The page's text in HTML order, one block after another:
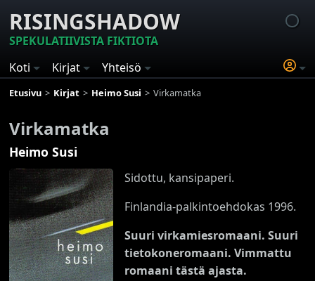
RISINGSHADOW
SPEKULATIIVISTA FIKTIOTA
Koti
Kirjat Yhteisö
Etusivu Kirjat Heimo Susi Virkamatka
Virkamatka
Heimo Susi
Sidottu, kansipaperi.
Finlandia-palkintoehdokas 1996.
Suuri virkamiesromaani. Suuri
tietokoneromaani. Vimmattu
romaani tästä ajasta.